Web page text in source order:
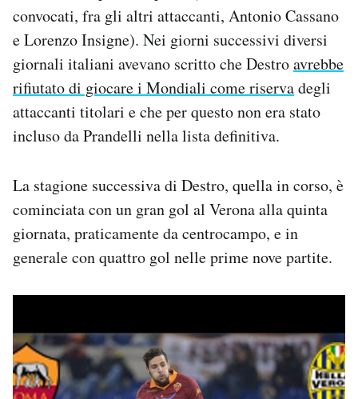
convocati, fra gli altri attaccanti, Antonio Cassano
e Lorenzo Insigne). Nei giorni successivi diversi
giornali italiani avevano scritto che Destroavrebbe
rifiutato di giocare i Mondiali come riservadegli
attaccanti titolari e che per questo non era stato
incluso da Prandelli nella lista definitiva.
La stagione successiva di Destro, quella in corso, è
cominciata con un gran gol al Verona alla quinta
giornata, praticamente da centrocampo, e in
generale con quattro gol nelle prime nove partite.